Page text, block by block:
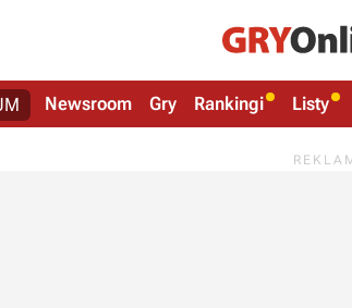
Newsroom Gry Rankingi Listy